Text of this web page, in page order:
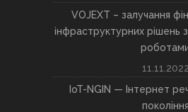
VOJEXT – залучання
інфраструктурних рішень
11.11.2022
IoT-NGIN — Інтернет
покоління